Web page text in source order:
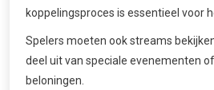
koppelingsproces is essentieel voor
Spelers moeten ook streams
deel uit van speciale evenementen
beloningen.